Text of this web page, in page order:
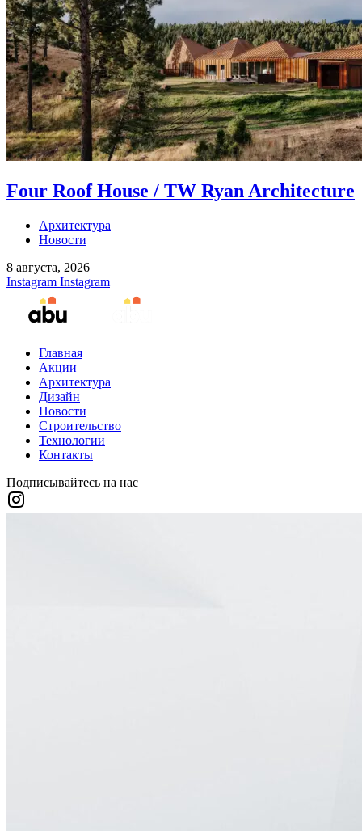
Four Roof House / TW Ryan Architecture
Архитектура
Новости
8 августа, 2026
Instagram Instagram
Главная
Акции
Архитектура
Дизайн
Новости
Строительство
Технологии
Контакты
Подписывайтесь на нас